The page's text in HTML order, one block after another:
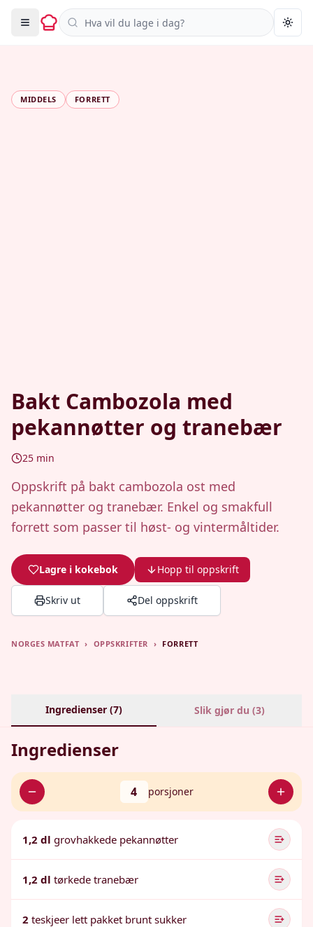
Søk i oppskrifter
MIDDELS FORRETT
Bakt Cambozola med
pekannøtter og tranebær
25 min
Oppskrift på bakt cambozola ost med
pekannøtter og tranebær. Enkel og smakfull
forrett som passer til høst- og vintermåltider.
Lagre i kokebok Hopp til oppskrift
Skriv ut Del oppskrift
NORGES MATFAT › OPPSKRIFTER › FORRETT
Ingredienser (7) Slik gjør du (3)
Ingredienser
4 porsjoner
1,2 dl grovhakkede pekannøtter
1,2 dl tørkede tranebær
2 teskjeer lett pakket brunt sukker